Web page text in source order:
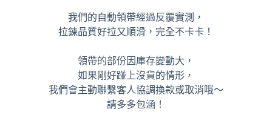
我們的自動領帶經過反覆實測，
拉鍊品質好拉又順滑，完全不卡卡！
領帶的部份因庫存變動大，
如果剛好踫上沒貨的情形，
我們會主動聯繫客人協調換款或取消哦～
請多多包涵！